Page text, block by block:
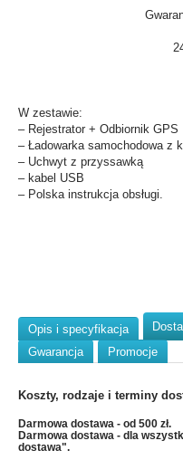
W zestawie:
– Rejestrator + Odbiornik GPS
– Ładowarka samochodowa z
– Uchwyt z przyssawką
– kabel USB
– Polska instrukcja obsługi.
Opis i specyfikacja
Gwarancja
Promocje
Koszty, rodzaje i terminy
Darmowa dostawa - od 500 zł.
Darmowa dostawa - dla
dostawa".